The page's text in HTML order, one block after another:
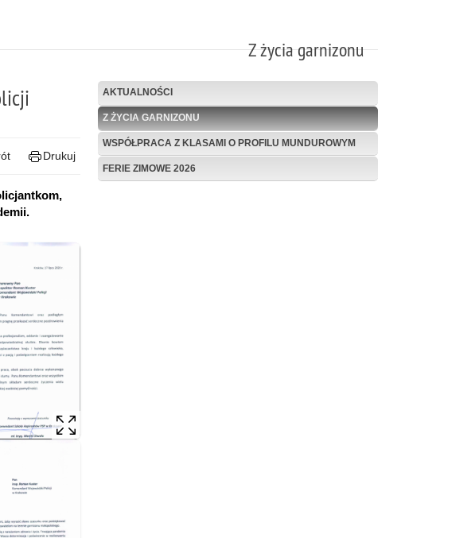
Z życia garnizonu
Drukuj
AKTUALNOŚCI
Z ŻYCIA GARNIZONU
WSPÓŁPRACA Z KLASAMI O PROFILU MUNDUROWYM
FERIE ZIMOWE 2026